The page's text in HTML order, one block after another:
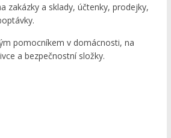
zakázky a sklady, účtenky, prodejky,
pomocníkem v domácnosti, na
a bezpečnostní složky.